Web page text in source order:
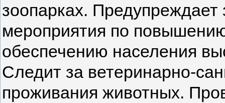
зоопарках.
мероприятия по
обеспечению населения
Следит за ветеринарно-
проживания животных.